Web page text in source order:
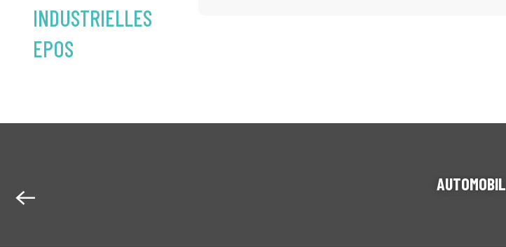
INDUSTRIELLES
EPOS
AUTOMOBIL